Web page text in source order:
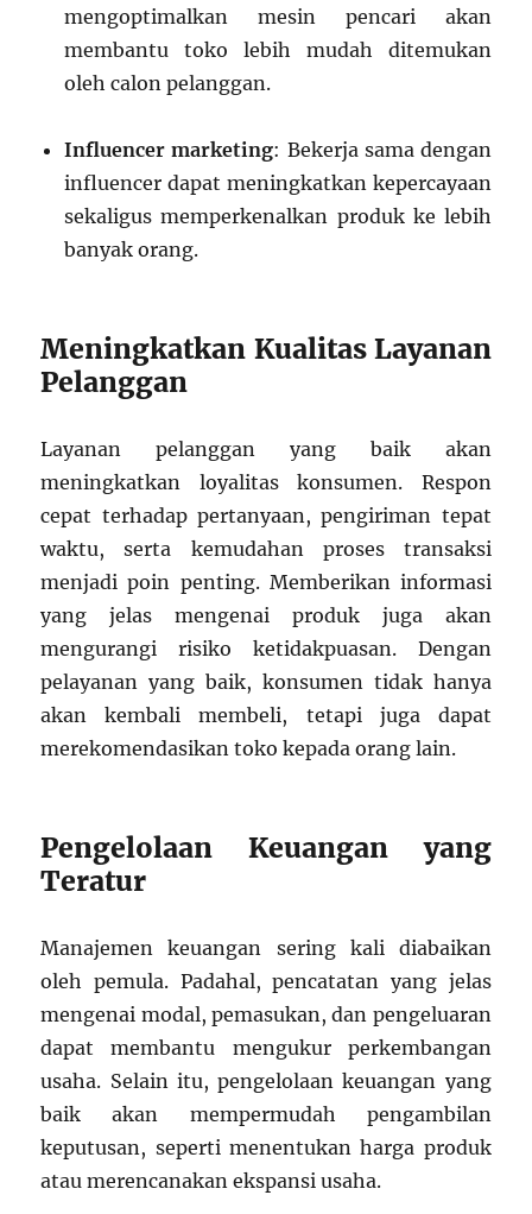
mengoptimalkan mesin pencari akan
membantu toko lebih mudah ditemukan
oleh calon pelanggan.
Influencer marketing: Bekerja sama dengan
influencer dapat meningkatkan kepercayaan
sekaligus memperkenalkan produk ke lebih
banyak orang.
Meningkatkan Kualitas Layanan
Pelanggan
Layanan pelanggan yang baik akan
meningkatkan loyalitas konsumen. Respon
cepat terhadap pertanyaan, pengiriman tepat
waktu, serta kemudahan proses transaksi
menjadi poin penting. Memberikan informasi
yang jelas mengenai produk juga akan
mengurangi risiko ketidakpuasan. Dengan
pelayanan yang baik, konsumen tidak hanya
akan kembali membeli, tetapi juga dapat
merekomendasikan toko kepada orang lain.
Pengelolaan Keuangan yang
Teratur
Manajemen keuangan sering kali diabaikan
oleh pemula. Padahal, pencatatan yang jelas
mengenai modal, pemasukan, dan pengeluaran
dapat membantu mengukur perkembangan
usaha. Selain itu, pengelolaan keuangan yang
baik akan mempermudah pengambilan
keputusan, seperti menentukan harga produk
atau merencanakan ekspansi usaha.